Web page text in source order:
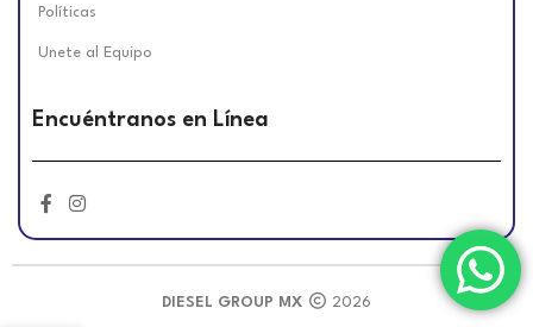
Políticas
Unete al Equipo
Encuéntranos en Línea
DIESEL GROUP MX 2026